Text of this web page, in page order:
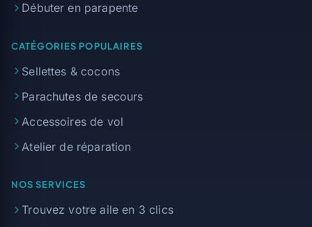
Débuter en parapente
CATÉGORIES POPULAIRES
Sellettes & cocons
Parachutes de secours
Accessoires de vol
Atelier de réparation
NOS SERVICES
Trouvez votre aile en 3 clics